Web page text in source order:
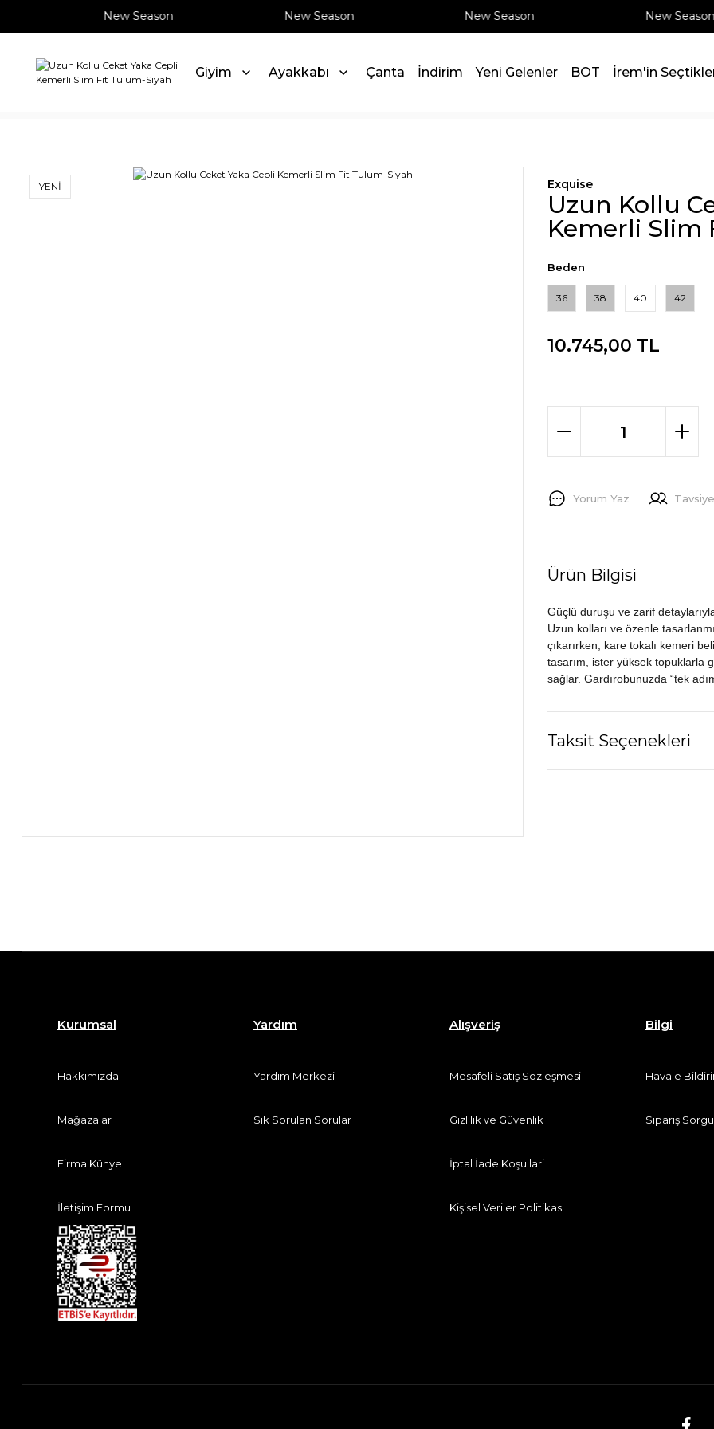
New Season New Season New Season New Season
Giyim Ayakkabı Çanta İndirim Yeni Gelenler BOT İrem'in
YENİ Exquise
Uzun Kollu
Kemerli Slim
Beden
36 38 40 42
10.745,00 TL
Yorum Yaz
Ürün Bilgisi
Güçlü duruşu ve zarif
Uzun kolları ve özenle
çıkarırken, kare tokalı kemeri
tasarım, ister yüksek topuklarla
sağlar. Gardırobunuzda “tek
Taksit Seçenekleri
Kurumsal
Hakkımızda
Mağazalar
Firma Künye
İletişim Formu
Yardım
Yardım Merkezi
Sık Sorulan Sorular
Alışveriş
Mesafeli Satış Sözleşmesi
Gizlilik ve Güvenlik
İptal İade Koşullari
Kişisel Veriler Politikası
Bilgi
Havale
Sipariş